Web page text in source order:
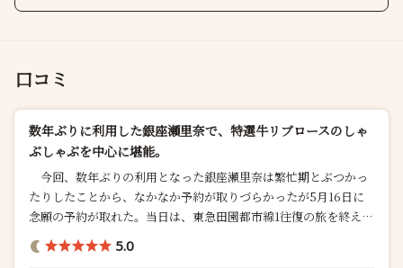
口コミ
数年ぶりに利用した銀座瀬里奈で、特選牛リブロースのしゃ
ぶしゃぶを中心に堪能。
今回、数年ぶりの利用となった銀座瀬里奈は繁忙期とぶつかっ
たりしたことから、なかなか予約が取りづらかったが5月16日に
念願の予約が取れた。当日は、東急田園都市線1往復の旅を終えて
か...
5.0